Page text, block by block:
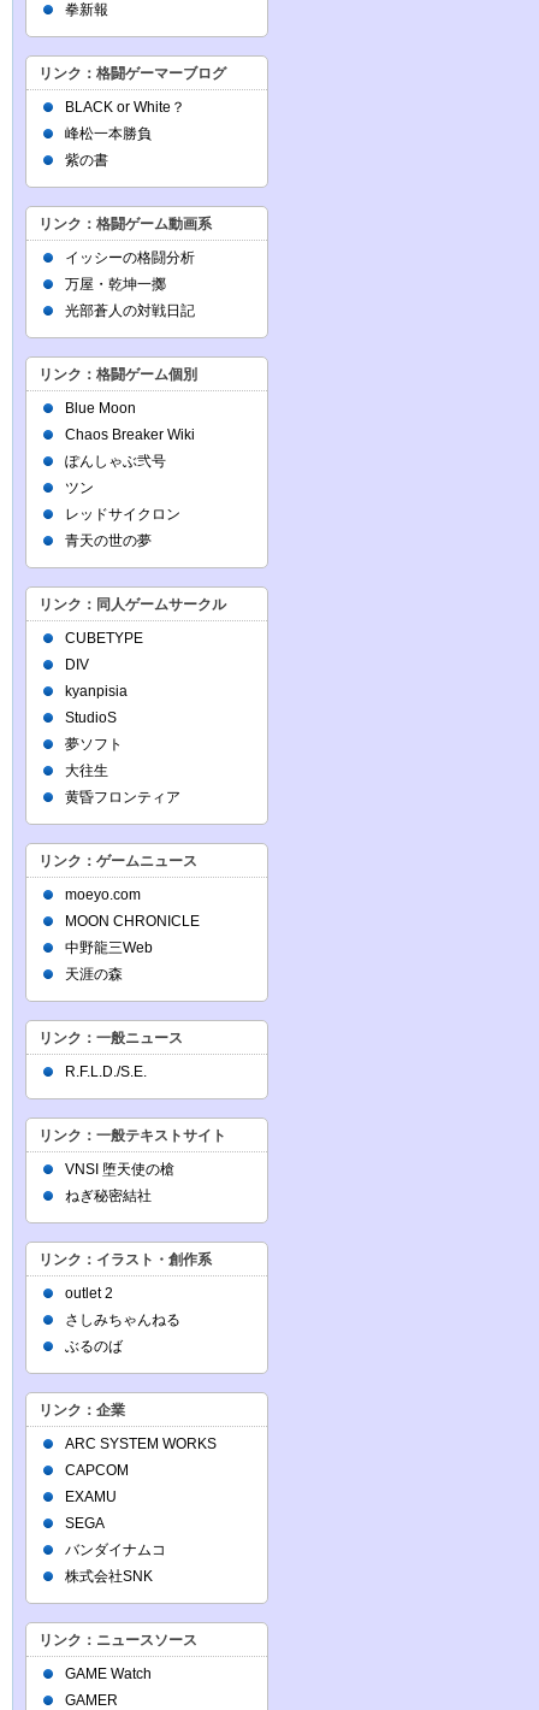
拳新報
リンク：格闘ゲーマーブログ
BLACK or White？
峰松一本勝負
紫の書
リンク：格闘ゲーム動画系
イッシーの格闘分析
万屋・乾坤一擲
光部蒼人の対戦日記
リンク：格闘ゲーム個別
Blue Moon
Chaos Breaker Wiki
ぽんしゃぶ弐号
ツン
レッドサイクロン
青天の世の夢
リンク：同人ゲームサークル
CUBETYPE
DIV
kyanpisia
StudioS
夢ソフト
大往生
黄昏フロンティア
リンク：ゲームニュース
moeyo.com
MOON CHRONICLE
中野龍三Web
天涯の森
リンク：一般ニュース
R.F.L.D./S.E.
リンク：一般テキストサイト
VNSI 堕天使の槍
ねぎ秘密結社
リンク：イラスト・創作系
outlet 2
さしみちゃんねる
ぶるのば
リンク：企業
ARC SYSTEM WORKS
CAPCOM
EXAMU
SEGA
バンダイナムコ
株式会社SNK
リンク：ニュースソース
GAME Watch
GAMER